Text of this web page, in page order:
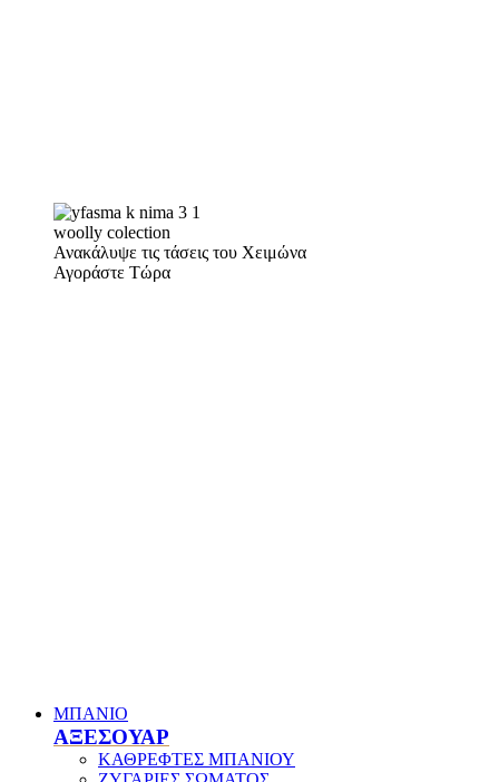
woolly colection
Ανακάλυψε τις τάσεις του Χειμώνα
Αγοράστε Τώρα
ΜΠΑΝΙΟ
ΑΞΕΣΟΥΑΡ
ΚΑΘΡΕΦΤΕΣ ΜΠΑΝΙΟΥ